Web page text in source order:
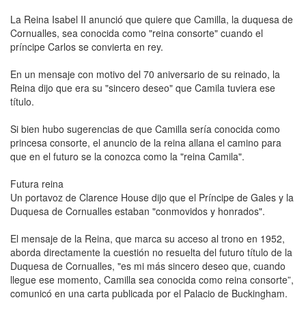
La Reina Isabel II anunció que quiere que Camilla, la duquesa de
Cornualles, sea conocida como "reina consorte" cuando el
príncipe Carlos se convierta en rey.
En un mensaje con motivo del 70 aniversario de su reinado, la
Reina dijo que era su "sincero deseo" que Camila tuviera ese
título.
Si bien hubo sugerencias de que Camilla sería conocida como
princesa consorte, el anuncio de la reina allana el camino para
que en el futuro se la conozca como la "reina Camila".
Futura reina
Un portavoz de Clarence House dijo que el Príncipe de Gales y la
Duquesa de Cornualles estaban "conmovidos y honrados".
El mensaje de la Reina, que marca su acceso al trono en 1952,
aborda directamente la cuestión no resuelta del futuro título de la
Duquesa de Cornualles, "es mi más sincero deseo que, cuando
llegue ese momento, Camilla sea conocida como reina consorte”,
comunicó en una carta publicada por el Palacio de Buckingham.